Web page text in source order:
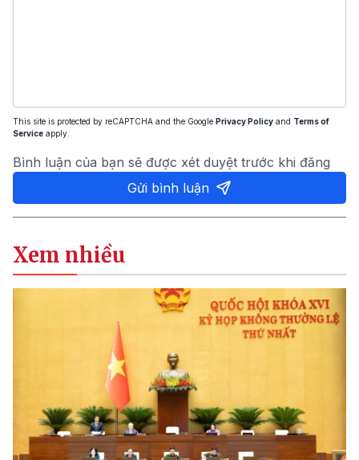
This site is protected by reCAPTCHA and the Google Privacy Policy and Terms of
Service apply.
Bình luận của bạn sẽ được xét duyệt trước khi đăng
Gửi bình luận
Xem nhiều